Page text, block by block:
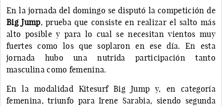
En la jornada del domingo se disputó la competición de
Big Jump, prueba que consiste en realizar el salto más
alto posible y para lo cual se necesitan vientos muy
fuertes como los que soplaron en ese día. En esta
jornada hubo una nutrida participación tanto
masculina como femenina.
En la modalidad Kitesurf Big Jump y, en categoría
femenina, triunfo para Irene Sarabia, siendo segunda